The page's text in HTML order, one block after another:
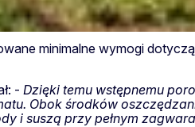
minimalne wymogi
- Dzięki temu wstępnemu
Obok środków
i suszą przy pełnym